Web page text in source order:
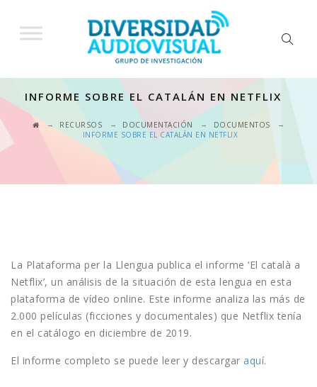
INFORME SOBRE EL CATALÁN EN NETFLIX
→ RECURSOS → DOCUMENTACIÓN → DOCUMENTOS →
INFORME SOBRE EL CATALÁN EN NETFLIX
La Plataforma per la Llengua publica el informe ‘El català a
Netflix’, un análisis de la situación de esta lengua en esta
plataforma de vídeo online. Este informe analiza las más de
2.000 películas (ficciones y documentales) que Netflix tenía
en el catálogo en diciembre de 2019.
El informe completo se puede leer y descargar aquí.